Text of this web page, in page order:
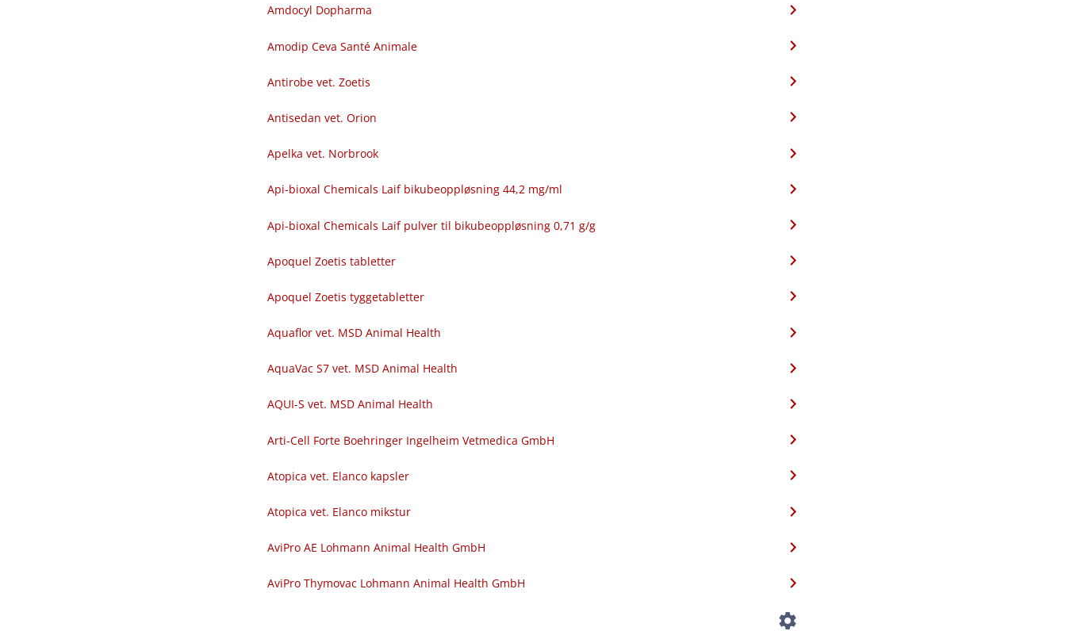
Amdocyl Dopharma
Amodip Ceva Santé Animale
Antirobe vet. Zoetis
Antisedan vet. Orion
Apelka vet. Norbrook
Api-bioxal Chemicals Laif bikubeoppløsning 44,2 mg/ml
Api-bioxal Chemicals Laif pulver til bikubeoppløsning 0,71 g/g
Apoquel Zoetis tabletter
Apoquel Zoetis tyggetabletter
Aquaflor vet. MSD Animal Health
AquaVac S7 vet. MSD Animal Health
AQUI-S vet. MSD Animal Health
Arti-Cell Forte Boehringer Ingelheim Vetmedica GmbH
Atopica vet. Elanco kapsler
Atopica vet. Elanco mikstur
AviPro AE Lohmann Animal Health GmbH
AviPro Thymovac Lohmann Animal Health GmbH